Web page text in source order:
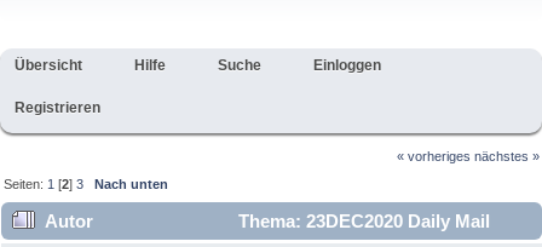
Übersicht Hilfe Suche Einloggen
Registrieren
« vorheriges nächstes »
Seiten: 1 [2]3 Nach unten
Autor
Thema: 23DEC2020 Daily Mail